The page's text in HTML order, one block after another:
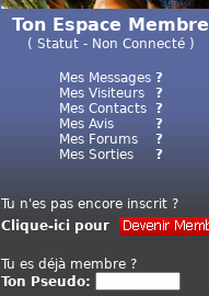
Ton Espace Membre
( Statut - Non Connecté )
Mes Messages
Mes Visiteurs
Mes Contacts
Mes Avis
Mes Forums
Mes Sorties
?
?
?
?
?
?
Tu n'es pas encore inscrit ?
Clique-ici pour
Tu es déjà membre ?
Ton Pseudo: